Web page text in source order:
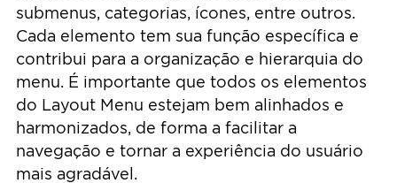
submenus, categorias, ícones, entre outros.
Cada elemento tem sua função específica e
contribui para a organização e hierarquia do
menu. É importante que todos os elementos
do Layout Menu estejam bem alinhados e
harmonizados, de forma a facilitar a
navegação e tornar a experiência do usuário
mais agradável.